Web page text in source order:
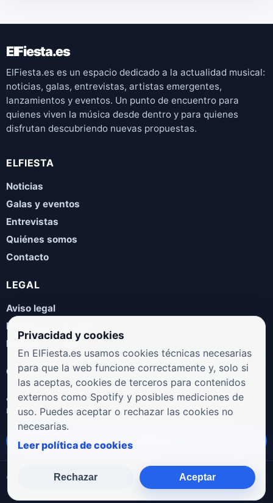
ElFiesta.es
ElFiesta.es es un espacio dedicado a la actualidad musical:
noticias, galas, entrevistas, artistas emergentes,
lanzamientos y eventos. Un punto de encuentro para
quienes viven la música desde dentro y para quienes
disfrutan descubriendo nuevas propuestas.
ELFIESTA
Noticias
Galas y eventos
Entrevistas
Quiénes somos
Contacto
LEGAL
Aviso legal
Política de privacidad
Política de cookies
COLABORA
¿Eres artista, manager, sello o promotor? Envíanos tus
novedades, galas, entrevistas o propuestas musicales.
Enviar propuesta
© 2026 ElFiesta.es Noticias · Galas · Entrevistas · Música
Privacidad y cookies
En ElFiesta.es usamos cookies técnicas necesarias
para que la web funcione correctamente y, solo si
las aceptas, cookies de terceros para contenidos
externos como Spotify y posibles mediciones de
uso. Puedes aceptar o rechazar las cookies no
necesarias.
Leer política de cookies
Rechazar Aceptar